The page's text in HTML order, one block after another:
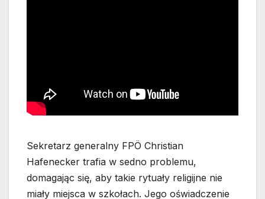
Sekretarz generalny FPÖ Christian
Hafenecker trafia w sedno problemu,
domagając się, aby takie rytuały religijne nie
miały miejsca w szkołach. Jego oświadczenie